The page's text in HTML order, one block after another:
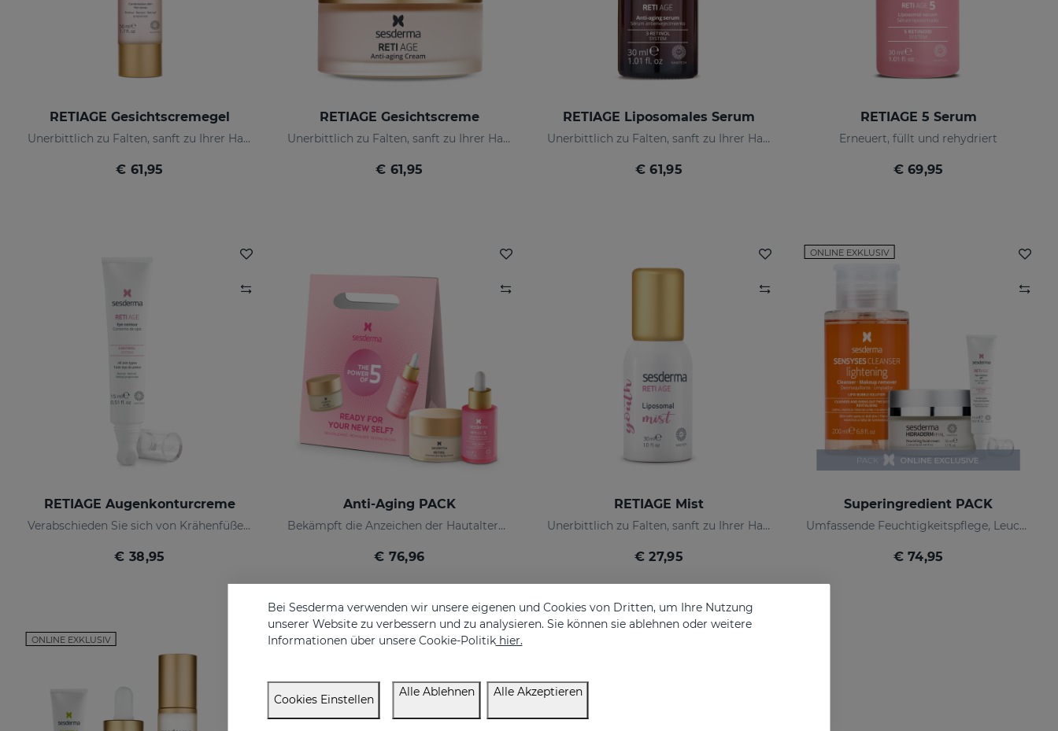
RETIAGE Gesichtscremegel
Unerbittlich zu Falten, sanft zu Ihrer Haut
€ 61,95
RETIAGE Gesichtscreme
Unerbittlich zu Falten, sanft zu Ihrer Haut
€ 61,95
RETIAGE Liposomales Serum
Unerbittlich zu Falten, sanft zu Ihrer Haut
€ 61,95
RETIAGE 5 Serum
Erneuert, füllt und rehydriert
€ 69,95
RETIAGE Augenkonturcreme
Verabschieden Sie sich von Krähenfüßen!
€ 38,95
Anti-Aging PACK
Bekämpft die Anzeichen der Hautalterung
€ 76,96
RETIAGE Mist
Unerbittlich zu Falten, sanft zu Ihrer Haut
€ 27,95
ONLINE EXKLUSIV
Superingredient PACK
Umfassende Feuchtigkeitspflege, Leuchtkraft und Anti-Ageing-Kur.
€ 74,95
ONLINE EXKLUSIV ONLINE EXKLUSIV
Bei Sesderma verwenden wir unsere eigenen und Cookies von Dritten, um Ihre Nutzung
unserer Website zu verbessern und zu analysieren. Sie können sie ablehnen oder weitere
Informationen über unsere Cookie-Politikhier.
Cookies Einstellen
Alle Ablehnen Alle Akzeptieren